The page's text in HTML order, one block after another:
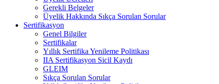
Gerekli Belgeler
Üyelik Hakkında Sıkça Sorulan Sorular
Sertifikasyon
Genel Bilgiler
Sertifikalar
Yıllık Sertifika Yenileme Politikası
IIA Sertifikasyon Sicil Kaydı
GLEIM
Sıkça Sorulan Sorular